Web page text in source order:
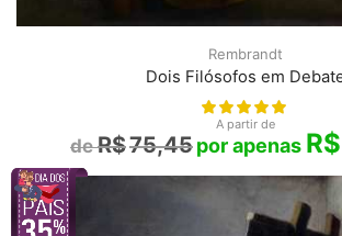
Rembrandt
Dois Filósofos em
A partir de
R$75,45 R$